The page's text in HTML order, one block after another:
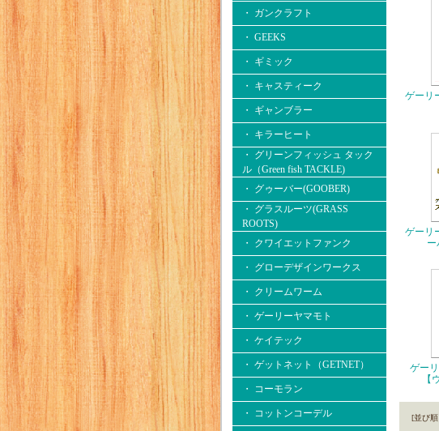
・ ガンクラフト
・ GEEKS
・ ギミック
・ キャスティーク
・ ギャンブラー
・ キラーヒート
・ グリーンフィッシュ タック
ル（Green fish TACKLE)
・ グゥーバー(GOOBER)
・ グラスルーツ(GRASS
ROOTS)
・ クワイエットファンク
・ グローデザインワークス
・ クリームワーム
・ ゲーリーヤマモト
・ ケイテック
・ ゲットネット（GETNET）
・ コーモラン
・ コットンコーデル
ゲーリ
ゲーリ
ー
ゲー
【
[並び